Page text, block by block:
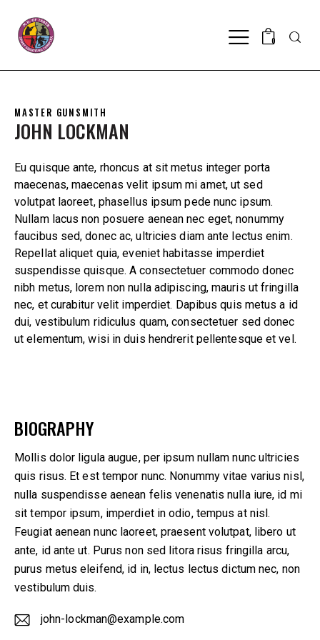
0
MASTER GUNSMITH
JOHN LOCKMAN
Eu quisque ante, rhoncus at sit metus integer porta
maecenas, maecenas velit ipsum mi amet, ut sed
volutpat laoreet, phasellus ipsum pede nunc ipsum.
Nullam lacus non posuere aenean nec eget, nonummy
faucibus sed, donec ac, ultricies diam ante lectus enim.
Repellat aliquet quia, eveniet habitasse imperdiet
suspendisse quisque. A consectetuer commodo donec
nibh metus, lorem non nulla adipiscing, mauris ut fringilla
nec, et curabitur velit imperdiet. Dapibus quis metus a id
dui, vestibulum ridiculus quam, consectetuer sed donec
ut elementum, wisi in duis hendrerit pellentesque et vel.
BIOGRAPHY
Mollis dolor ligula augue, per ipsum nullam nunc ultricies
quis risus. Et est tempor nunc. Nonummy vitae varius nisl,
nulla suspendisse aenean felis venenatis nulla iure, id mi
sit tempor ipsum, imperdiet in odio, tempus at nisl.
Feugiat aenean nunc laoreet, praesent volutpat, libero ut
ante, id ante ut. Purus non sed litora risus fringilla arcu,
purus metus eleifend, id in, lectus lectus dictum nec, non
vestibulum duis.
john-lockman@example.com